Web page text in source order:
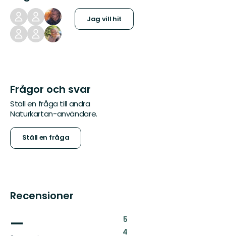
Jag vill hit
Frågor och svar
Ställ en fråga till andra
Naturkartan-användare.
Ställ en fråga
Recensioner
— 5:
4: